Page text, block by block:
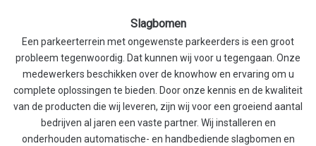
Slagbomen
Een parkeerterrein met ongewenste parkeerders is een groot
probleem tegenwoordig. Dat kunnen wij voor u tegengaan. Onze
medewerkers beschikken over de knowhow en ervaring om u
complete oplossingen te bieden. Door onze kennis en de kwaliteit
van de producten die wij leveren, zijn wij voor een groeiend aantal
bedrijven al jaren een vaste partner. Wij installeren en
onderhouden automatische- en handbediende slagbomen en